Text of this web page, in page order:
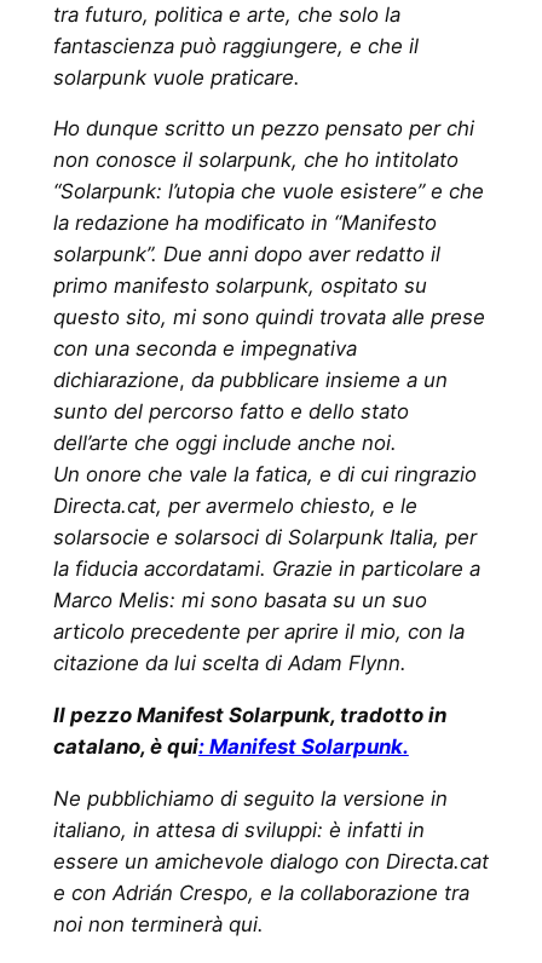
tra futuro, politica e arte, che solo la
fantascienza può raggiungere, e che il
solarpunk vuole praticare.
Ho dunque scritto un pezzo pensato per chi
non conosce il solarpunk, che ho intitolato
“Solarpunk: l’utopia che vuole esistere” e che
la redazione ha modificato in “Manifesto
solarpunk”. Due anni dopo aver redatto il
primo manifesto solarpunk, ospitato su
questo sito, mi sono quindi trovata alle prese
con una seconda e impegnativa
dichiarazione, da pubblicare insieme a un
sunto del percorso fatto e dello stato
dell’arte che oggi include anche noi.
Un onore che vale la fatica, e di cui ringrazio
Directa.cat, per avermelo chiesto, e le
solarsocie e solarsoci di Solarpunk Italia, per
la fiducia accordatami. Grazie in particolare a
Marco Melis: mi sono basata su un suo
articolo precedente per aprire il mio, con la
citazione da lui scelta di Adam Flynn.
Il pezzo Manifest Solarpunk, tradotto in
catalano, è qui: Manifest Solarpunk.
Ne pubblichiamo di seguito la versione in
italiano, in attesa di sviluppi: è infatti in
essere un amichevole dialogo con Directa.cat
e con Adrián Crespo, e la collaborazione tra
noi non terminerà qui.